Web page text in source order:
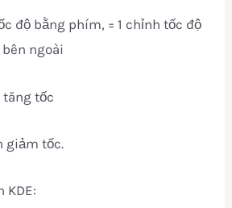
độ bằng phím, = 1 chỉnh tốc độ
ngoài
tăng tốc
giảm tốc.
KDE: